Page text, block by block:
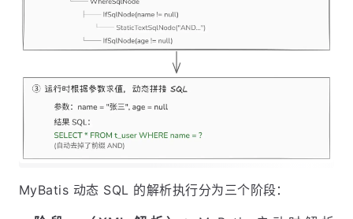
MyBatis 动态 SQL 的解析执行分为三个阶段：